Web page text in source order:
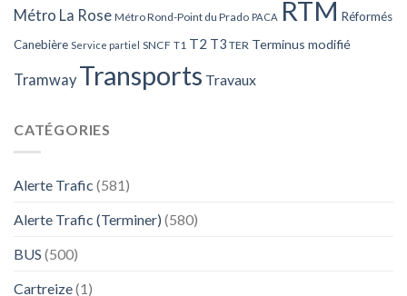
Métro La Rose Métro Rond-Point du Prado PACA RTM Réformés
Canebière Service partiel SNCF T1 T2 T3 TER Terminus modifié
Tramway Transports Travaux
CATÉGORIES
Alerte Trafic (581)
Alerte Trafic (Terminer) (580)
BUS (500)
Cartreize(1)